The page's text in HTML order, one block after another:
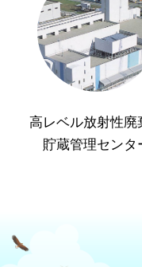
高レベル放射性廃
貯蔵管理センタ